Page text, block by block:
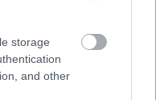
storage
and other
mennyit fogyaszt a
konzolod és a többi
eszközöd?